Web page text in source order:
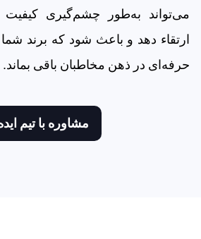
می‌تواند به‌طور چشم‌گیری کیفیت
ارتقاء دهد و باعث شود که برند
حرفه‌ای در ذهن مخاطبان باقی بماند.
مشاوره با تیم